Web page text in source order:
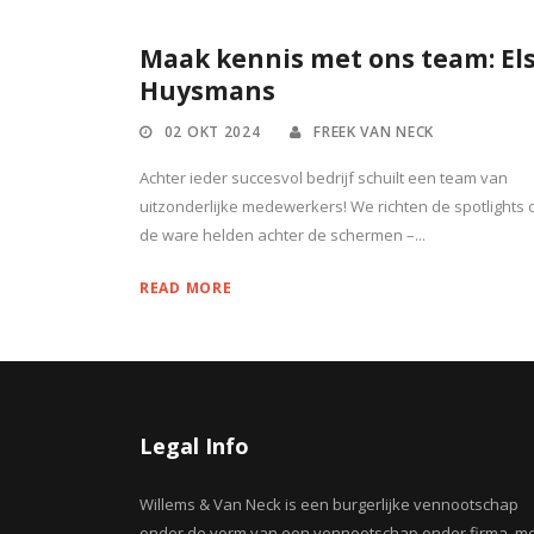
Maak kennis met ons team:
Huysmans
02 OKT 2024 FREEK VAN NECK
Achter ieder succesvol bedrijf schuilt een team van
uitzonderlijke medewerkers! We richten de spotlights
de ware helden achter de schermen –...
READ MORE
Legal Info
Willems & Van Neck is een burgerlijke vennootschap